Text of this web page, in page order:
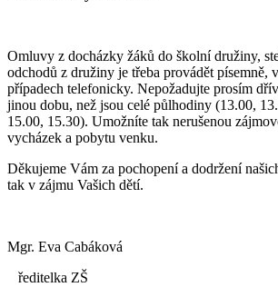
Omluvy z docházky žáků do školní družiny,
odchodů z družiny je třeba provádět písemně,
případech telefonicky. Nepožadujte prosím
jinou dobu, než jsou celé půlhodiny (13.00,
15.00, 15.30). Umožníte tak nerušenou
vycházek a pobytu venku.
Děkujeme Vám za pochopení a dodržení
tak v zájmu Vašich dětí.
Mgr. Eva Cabáková
ředitelka ZŠ